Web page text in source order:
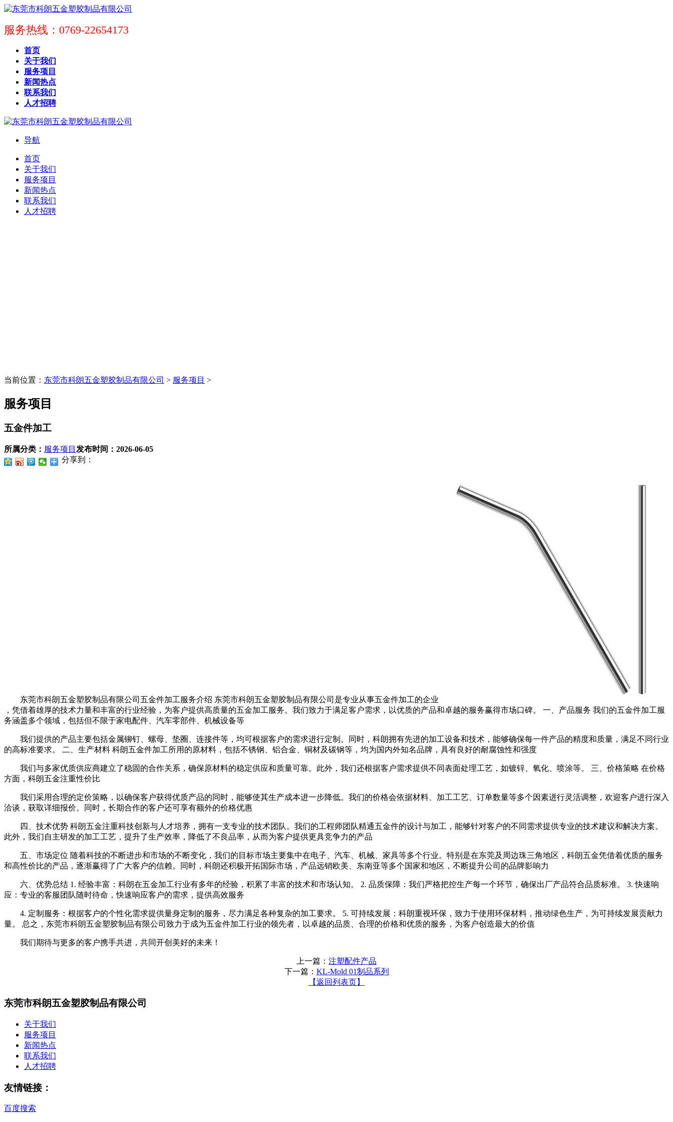
服务热线：0769-22654173
首页
关于我们
服务项目
新闻热点
联系我们
人才招聘
导航
首页
关于我们
服务项目
新闻热点
联系我们
人才招聘
当前位置： 东莞市科朗五金塑胶制品有限公司 > 服务项目 >
服务项目
五金件加工
所属分类： 服务项目 发布时间： 2026-06-05
分享到：
东莞市科朗五金塑胶制品有限公司五金件加工服务介绍 东莞市科朗五金塑胶制品有限公司是专业从事五金件加工的企业
，凭借着雄厚的技术力量和丰富的行业经验，为客户提供高质量的五金加工服务。我们致力于满足客户需求，以优质的产品和卓越的服务赢得市场口碑。 一、产品服务 我们的五金件加工服
务涵盖多个领域，包括但不限于家电配件、汽车零部件、机械设备等
我们提供的产品主要包括金属铆钉、螺母、垫圈、连接件等，均可根据客户的需求进行定制。同时，科朗拥有先进的加工设备和技术，能够确保每一件产品的精度和质量，满足不同行业
的高标准要求。 二、生产材料 科朗五金件加工所用的原材料，包括不锈钢、铝合金、铜材及碳钢等，均为国内外知名品牌，具有良好的耐腐蚀性和强度
我们与多家优质供应商建立了稳固的合作关系，确保原材料的稳定供应和质量可靠。此外，我们还根据客户需求提供不同表面处理工艺，如镀锌、氧化、喷涂等。 三、价格策略 在价格
方面，科朗五金注重性价比
我们采用合理的定价策略，以确保客户获得优质产品的同时，能够使其生产成本进一步降低。我们的价格会依据材料、加工工艺、订单数量等多个因素进行灵活调整，欢迎客户进行深入
洽谈，获取详细报价。同时，长期合作的客户还可享有额外的价格优惠
四、技术优势 科朗五金注重科技创新与人才培养，拥有一支专业的技术团队。我们的工程师团队精通五金件的设计与加工，能够针对客户的不同需求提供专业的技术建议和解决方案。
此外，我们自主研发的加工工艺，提升了生产效率，降低了不良品率，从而为客户提供更具竞争力的产品
五、市场定位 随着科技的不断进步和市场的不断变化，我们的目标市场主要集中在电子、汽车、机械、家具等多个行业。特别是在东莞及周边珠三角地区，科朗五金凭借着优质的服务
和高性价比的产品，逐渐赢得了广大客户的信赖。同时，科朗还积极开拓国际市场，产品远销欧美、东南亚等多个国家和地区，不断提升公司的品牌影响力
六、优势总结 1. 经验丰富：科朗在五金加工行业有多年的经验，积累了丰富的技术和市场认知。 2. 品质保障：我们严格把控生产每一个环节，确保出厂产品符合品质标准。 3. 快速响
应：专业的客服团队随时待命，快速响应客户的需求，提供高效服务
4. 定制服务：根据客户的个性化需求提供量身定制的服务，尽力满足各种复杂的加工要求。 5. 可持续发展：科朗重视环保，致力于使用环保材料，推动绿色生产，为可持续发展贡献力
量。 总之，东莞市科朗五金塑胶制品有限公司致力于成为五金件加工行业的领先者，以卓越的品质、合理的价格和优质的服务，为客户创造最大的价值
我们期待与更多的客户携手共进，共同开创美好的未来！
上一篇： 注塑配件产品
下一篇： KL-Mold 01制品系列
【返回列表页】
东莞市科朗五金塑胶制品有限公司
关于我们
服务项目
新闻热点
联系我们
人才招聘
友情链接：
百度搜索